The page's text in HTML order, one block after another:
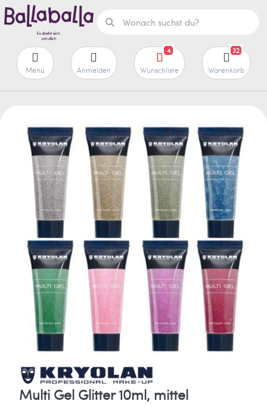
Menü Anmelden
4
Wunschliste
32
Warenkorb
Multi Gel Glitter 10ml, mittel